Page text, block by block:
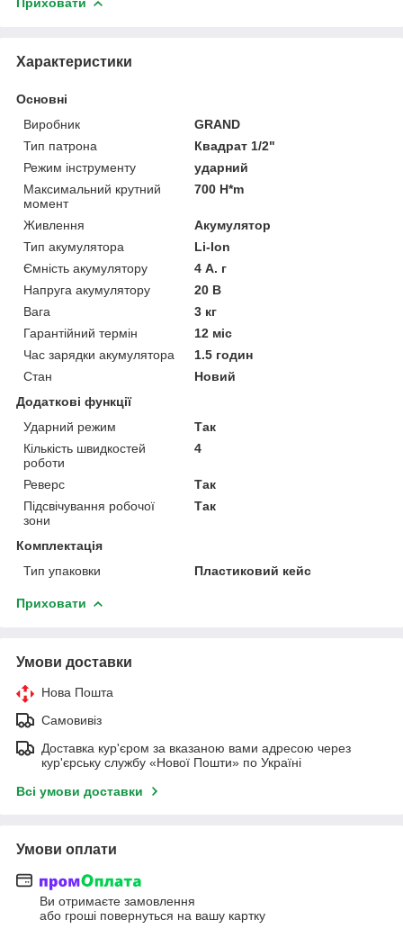
Характеристики
Основні
Виробник
GRAND
Тип патрона
Квадрат 1/2"
Режим інструменту
ударний
Максимальний крутний
момент
700 H*m
Живлення
Акумулятор
Тип акумулятора
Li-Ion
Ємність акумулятору
4 А. г
Напруга акумулятору
20 В
Вага
3 кг
Гарантійний термін
12 міс
Час зарядки акумулятора
1.5 годин
Стан
Новий
Додаткові функції
Ударний режим
Так
Кількість швидкостей
роботи
4
Реверс
Так
Підсвічування робочої
зони
Так
Комплектація
Тип упаковки
Пластиковий кейс
Приховати
Умови доставки
Нова Пошта
Самовивіз
Доставка кур'єром за вказаною вами адресою через
кур'єрську службу «Нової Пошти» по Україні
Всі умови доставки
Умови оплати
Ви отримаєте замовлення
або гроші повернуться на вашу картку